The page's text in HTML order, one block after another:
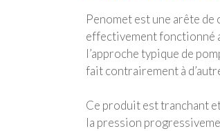
Penomet est une arête de
effectivement fonctionné
l’approche typique de
fait contrairement à
Ce produit est tranchant
la pression